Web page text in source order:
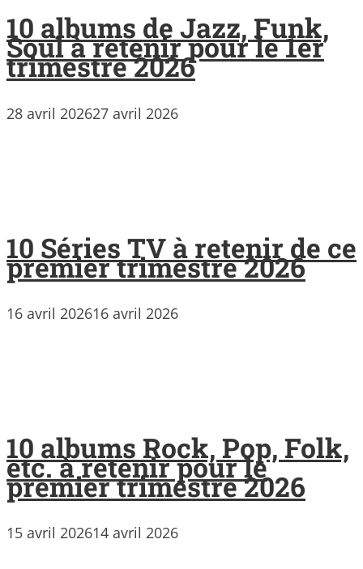
10 albums de Jazz, Funk,
Soul à retenir pour le 1er
trimestre 2026
28 avril 202627 avril 2026
10 Séries TV à retenir de ce
premier trimestre 2026
16 avril 202616 avril 2026
10 albums Rock, Pop, Folk,
etc. à retenir pour le
premier trimestre 2026
15 avril 202614 avril 2026